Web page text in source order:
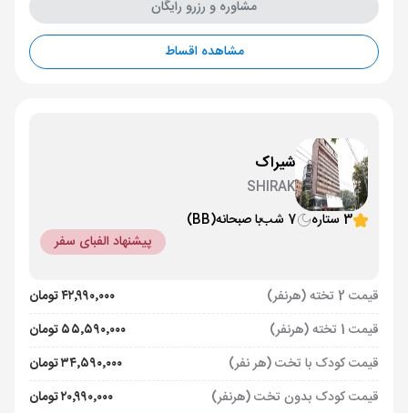
مشاوره و رزرو رایگان
مشاهده اقساط
شیراک
SHIRAK
3 ستاره
7 شب با صبحانه(BB)
پیشنهاد الفبای سفر
قیمت 2 تخته (هرنفر)
۴۲٬۹۹۰٬۰۰۰ تومان
قیمت 1 تخته (هرنفر)
۵۵٬۵۹۰٬۰۰۰ تومان
قیمت کودک با تخت (هر نفر)
۳۴٬۵۹۰٬۰۰۰ تومان
قیمت کودک بدون تخت (هرنفر)
۲۰٬۹۹۰٬۰۰۰ تومان